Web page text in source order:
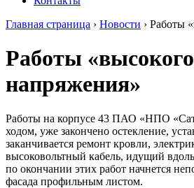
Главная страница › Новости › Работы
Работы «высокого
напряжения»
Работы на корпусе 43 ПАО «НПО
ходом, уже закончено остекление,
заканчивается ремонт кровли,
высоковольтный кабель, идущий
по окончании этих работ начнется
фасада профильным листом.